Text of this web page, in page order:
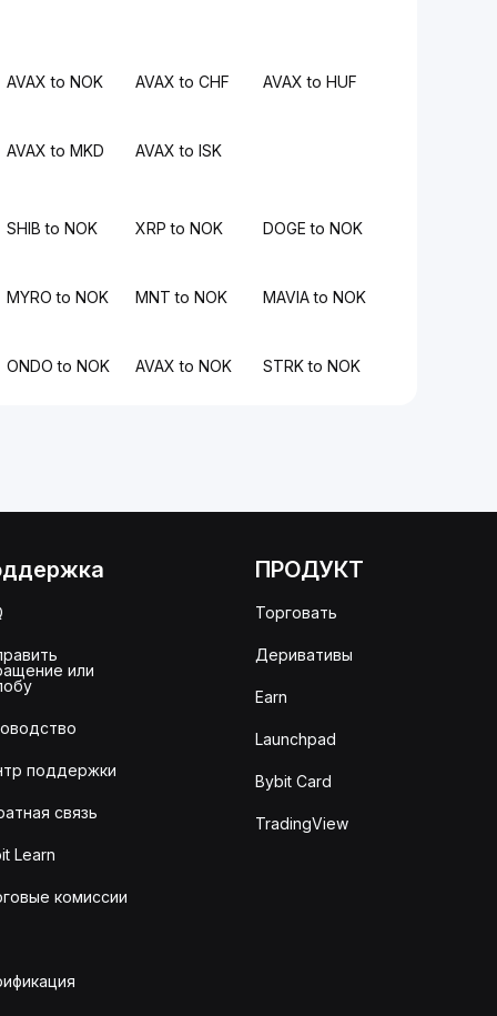
AVAX to NOK AVAX to CHF AVAX to HUF
AVAX to MKD AVAX to ISK
SHIB to NOK XRP to NOK DOGE to NOK
MYRO to NOK MNT to NOK MAVIA to NOK
ONDO to NOK AVAX to NOK STRK to NOK
или
поддержки
связь
Learn
комиссии
ПРОДУКТ
Торговать
Деривативы
Earn
Launchpad
Bybit Card
TradingView